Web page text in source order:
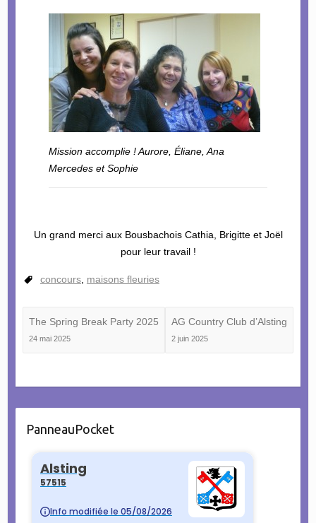
Mission accomplie ! Aurore, Éliane, Ana
Mercedes et Sophie
Un grand merci aux Bousbachois Cathia, Brigitte et Joël
pour leur travail !
concours, maisons fleuries
The Spring Break Party 2025
24 mai 2025
AG Country Club d’Alsting
2 juin 2025
PanneauPocket